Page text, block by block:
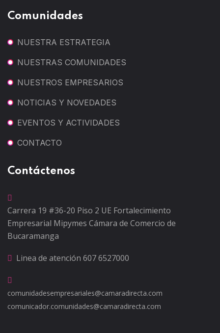
Comunidades
NUESTRA ESTRATEGIA
NUESTRAS COMUNIDADES
NUESTROS EMPRESARIOS
NOTICIAS Y NOVEDADES
EVENTOS Y ACTIVIDADES
CONTACTO
Contáctenos
Carrera 19 #36-20 Piso 2 UE Fortalecimiento
Empresarial Mipymes Cámara de Comercio de
Bucaramanga
Linea de atención 607 6527000
comunidadesempresariales@camaradirecta.com
comunicador.comunidades@camaradirecta.com